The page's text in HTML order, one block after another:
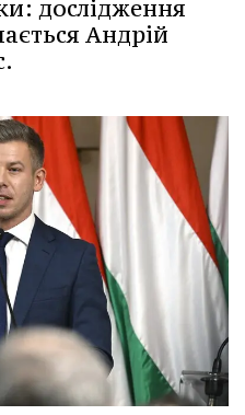
дослідження
Андрій